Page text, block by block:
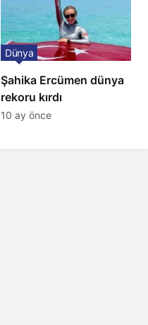
Şahika Ercümen dünya
rekoru kırdı
Dünya
10 ay önce